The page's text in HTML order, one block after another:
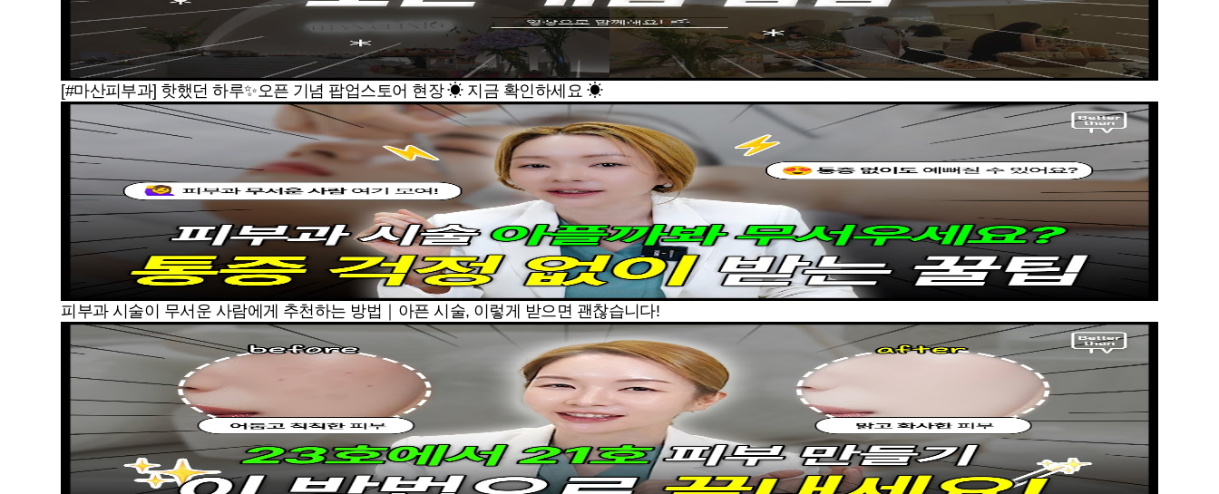
[#마산피부과] 핫했던 하루✨오픈 기념 팝업스토어 현장 ☀ 지금 확인하세요 ☀
피부과 시술이 무서운 사람에게 추천하는 방법｜아픈 시술, 이렇게 받으면 괜찮습니다!